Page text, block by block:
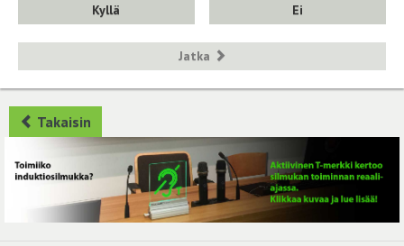
Kyllä
Ei
Jatka
Takaisin